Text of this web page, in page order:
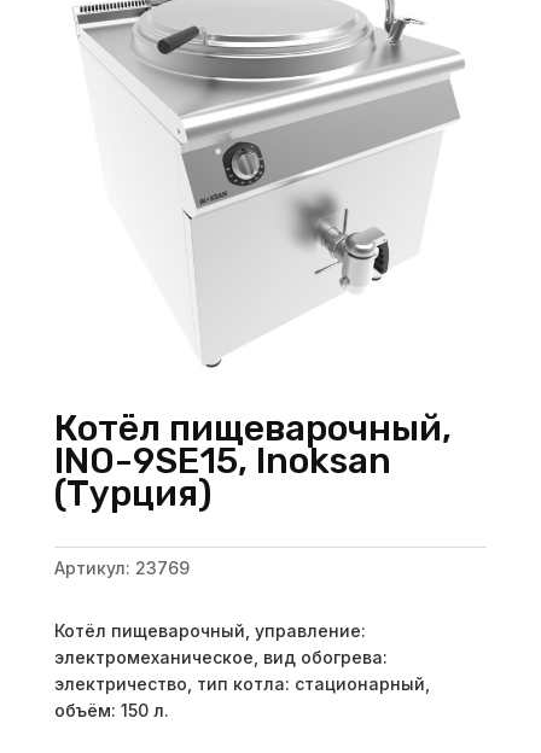
Котёл пищеварочный,
INO-9SE15, Inoksan
(Турция)
Артикул: 23769
Котёл пищеварочный, управление:
электромеханическое, вид обогрева:
электричество, тип котла: стационарный,
объём: 150 л.